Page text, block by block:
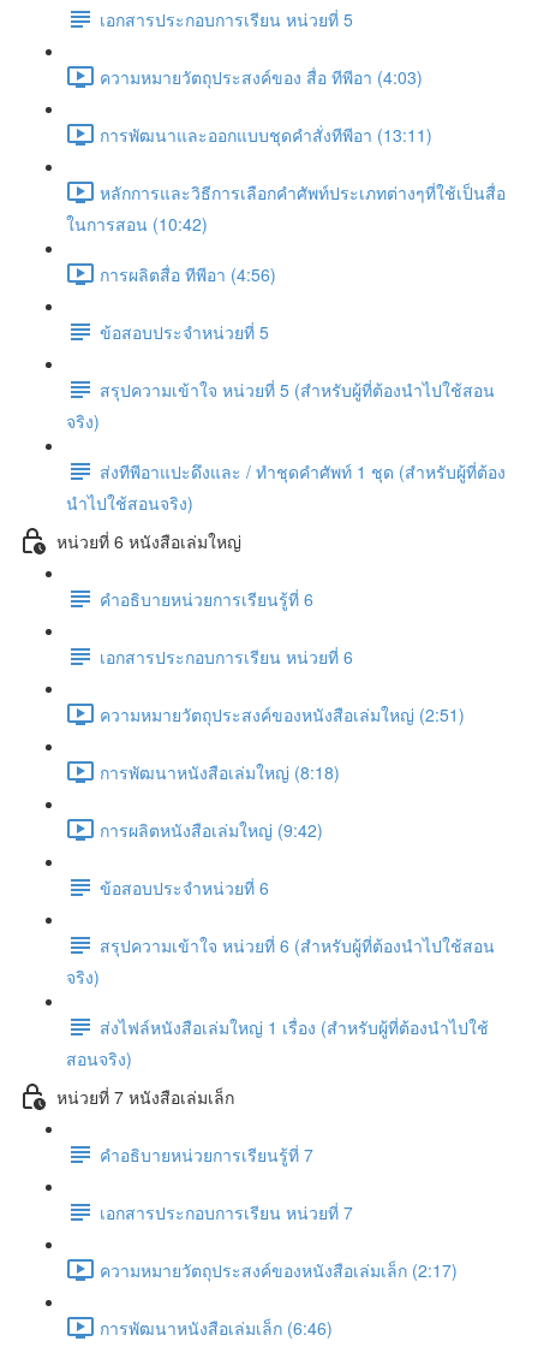
เอกสารประกอบการเรียน หน่วยที่ 5
ความหมายวัตถุประสงค์ของ สื่อ ทีพีอา (4:03)
การพัฒนาและออกแบบชุดคำสั่งทีพีอา (13:11)
หลักการและวิธีการเลือกคำศัพท์ประเภทต่างๆที่ใช้เป็นสื่อ
ในการสอน (10:42)
การผลิตสื่อ ทีพีอา (4:56)
ข้อสอบประจำหน่วยที่ 5
สรุปความเข้าใจ หน่วยที่ 5 (สำหรับผู้ที่ต้องนำไปใช้สอน
จริง)
ส่งทีพีอาแปะดึงและ / ทำชุดคำศัพท์ 1 ชุด (สำหรับผู้ที่ต้อง
นำไปใช้สอนจริง)
หน่วยที่ 6 หนังสือเล่มใหญ่
คำอธิบายหน่วยการเรียนรู้ที่ 6
เอกสารประกอบการเรียน หน่วยที่ 6
ความหมายวัตถุประสงค์ของหนังสือเล่มใหญ่ (2:51)
การพัฒนาหนังสือเล่มใหญ่ (8:18)
การผลิตหนังสือเล่มใหญ่ (9:42)
ข้อสอบประจำหน่วยที่ 6
สรุปความเข้าใจ หน่วยที่ 6 (สำหรับผู้ที่ต้องนำไปใช้สอน
จริง)
ส่งไฟล์หนังสือเล่มใหญ่ 1 เรื่อง (สำหรับผู้ที่ต้องนำไปใช้
สอนจริง)
หน่วยที่ 7 หนังสือเล่มเล็ก
คำอธิบายหน่วยการเรียนรู้ที่ 7
เอกสารประกอบการเรียน หน่วยที่ 7
ความหมายวัตถุประสงค์ของหนังสือเล่มเล็ก (2:17)
การพัฒนาหนังสือเล่มเล็ก (6:46)